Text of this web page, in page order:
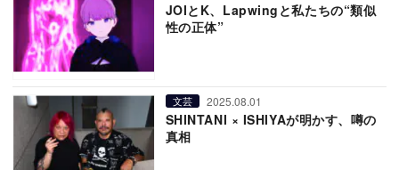
JOIとK、Lapwingと私たちの“類似
性の正体”
文芸 2025.08.01
SHINTANI × ISHIYAが明かす、噂の
真相